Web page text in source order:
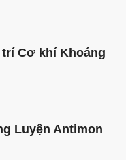
Cơ khí Khoáng
Luyện Antimon